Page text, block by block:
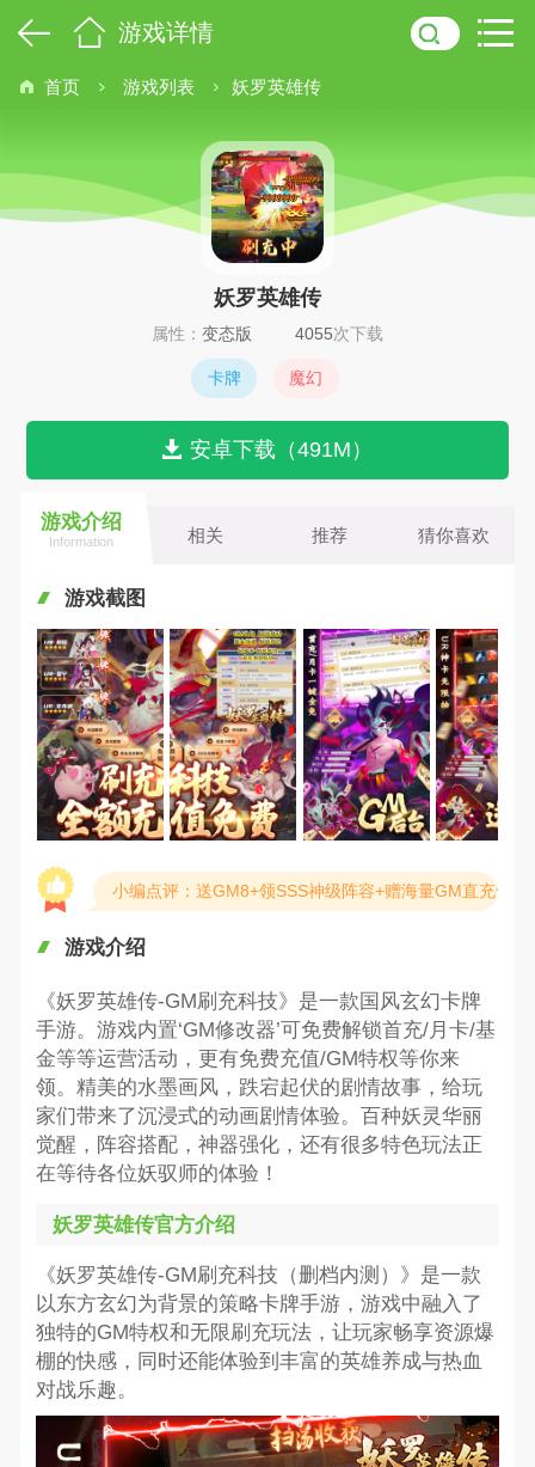
游戏详情
首页 游戏列表 妖罗英雄传
妖罗英雄传
属性： 变态版 4055次下载
卡牌 魔幻
安卓下载（491M）
游戏介绍
Information 相关 推荐 猜你喜欢
游戏截图
小编点评：送GM8+领SSS神级阵容+赠海量GM直充卡
游戏介绍
《妖罗英雄传-GM刷充科技》是一款国风玄幻卡牌
手游。游戏内置‘GM修改器’可免费解锁首充/月卡/基
金等等运营活动，更有免费充值/GM特权等你来
领。精美的水墨画风，跌宕起伏的剧情故事，给玩
家们带来了沉浸式的动画剧情体验。百种妖灵华丽
觉醒，阵容搭配，神器强化，还有很多特色玩法正
在等待各位妖驭师的体验！
妖罗英雄传官方介绍
《妖罗英雄传-GM刷充科技（删档内测）》是一款
以东方玄幻为背景的策略卡牌手游，游戏中融入了
独特的GM特权和无限刷充玩法，让玩家畅享资源爆
棚的快感，同时还能体验到丰富的英雄养成与热血
对战乐趣。